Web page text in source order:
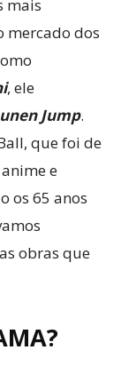
mais
mercado dos
, ele
Jump.
que foi de
e
os 65 anos
obras que